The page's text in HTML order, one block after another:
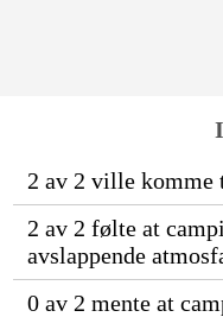
2 av 2 ville komme
2 av 2 følte at
avslappende
0 av 2 mente at